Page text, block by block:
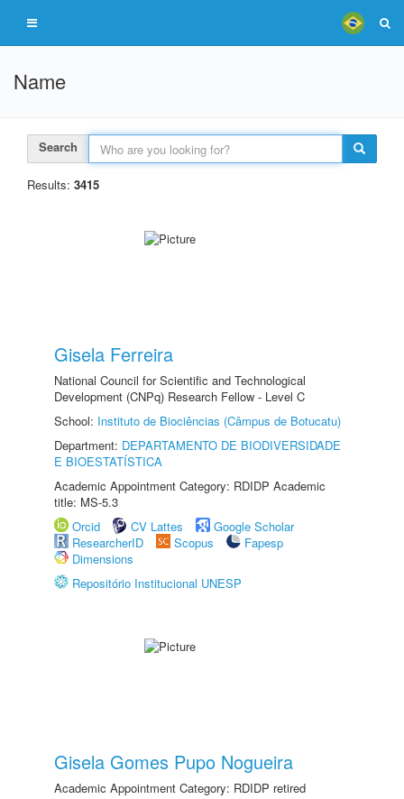
Name
Search
Results: 3415
Gisela Ferreira
National Council for Scientific and Technological
Development (CNPq) Research Fellow - Level C
School: Instituto de Biociências (Câmpus de Botucatu)
Department: DEPARTAMENTO DE BIODIVERSIDADE
E BIOESTATÍSTICA
Academic Appointment Category: RDIDP Academic
title: MS-5.3
Orcid
CV Lattes
Google Scholar
ResearcherID
Scopus
Fapesp
Dimensions
Repositório Institucional UNESP
Gisela Gomes Pupo Nogueira
Academic Appointment Category: RDIDP retired